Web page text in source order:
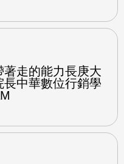
走的能力長庚大
中華數位行銷學